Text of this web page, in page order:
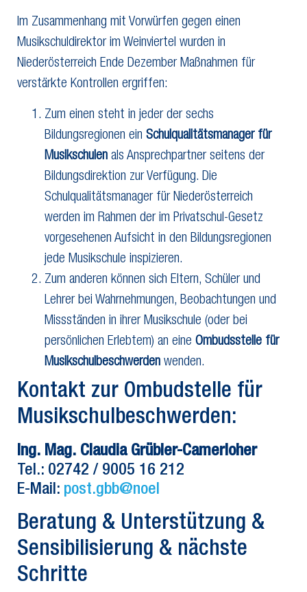
Im Zusammenhang mit Vorwürfen gegen einen
Musikschuldirektor im Weinviertel wurden in
Niederösterreich Ende Dezember Maßnahmen für
verstärkte Kontrollen ergriffen:
Zum einen steht in jeder der sechs
Bildungsregionen ein Schulqualitätsmanager für
Musikschulen als Ansprechpartner seitens der
Bildungsdirektion zur Verfügung. Die
Schulqualitätsmanager für Niederösterreich
werden im Rahmen der im Privatschul-Gesetz
vorgesehenen Aufsicht in den Bildungsregionen
jede Musikschule inspizieren.
Zum anderen können sich Eltern, Schüler und
Lehrer bei Wahrnehmungen, Beobachtungen und
Missständen in ihrer Musikschule (oder bei
persönlichen Erlebtem) an eine Ombudsstelle für
Musikschulbeschwerden wenden.
Kontakt zur Ombudstelle für
Musikschulbeschwerden:
Ing. Mag. Claudia Grübler-Camerloher
Tel.: 02742 / 9005 16 212
E-Mail: post.gbb@noel
Beratung & Unterstützung &
Sensibilisierung & nächste
Schritte